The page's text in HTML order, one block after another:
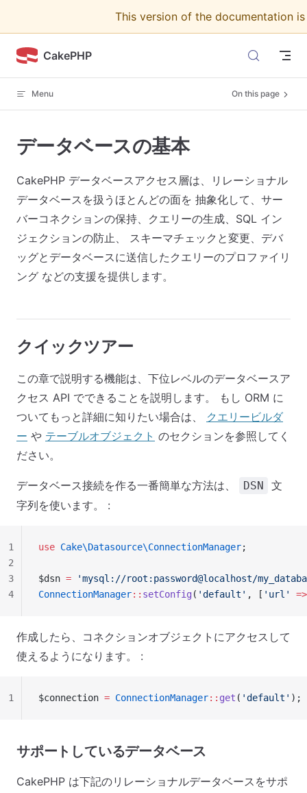
This version of the documentation
CakePHP
Menu On this page
データベースの基本
CakePHP データベースアクセス層は、リレーショナル
データベースを扱うほとんどの面を 抽象化して、サー
バーコネクションの保持、クエリーの生成、SQL イン
ジェクションの防止、 スキーマチェックと変更、デバ
ッグとデータベースに送信したクエリーのプロファイリ
ング などの支援を提供します。
クイックツアー
この章で説明する機能は、下位レベルのデータベースア
クセス API でできることを説明します。 もし ORM に
ついてもっと詳細に知りたい場合は、 クエリービルダ
ー や テーブルオブジェクト のセクションを参照してく
ださい。
データベース接続を作る一番簡単な方法は、 DSN
文
字列を使います。 :
use Cake\Datasource\ConnectionManager;
$dsn = 'mysql://root:password@localhost/
ConnectionManager:: setConfig ( 'default' , [ 'url' =>
1
2
3
4
作成したら、コネクションオブジェクトにアクセスして
使えるようになります。 :
$connection = ConnectionManager:: get ( 'default' );
1
サポートしているデータベース
CakePHP は下記のリレーショナルデータベースをサポ